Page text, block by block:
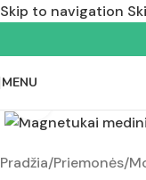
Skip to navigation
MENU
Pradžia/Priemonės/